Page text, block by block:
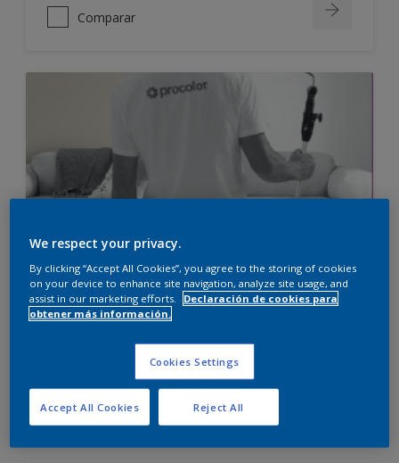
Comparar
Nueva Gama Soluciones
Para manchas, moho y humedad
Ver productos
We respect your privacy.
By clicking “Accept All Cookies”, you agree to the storing of cookies
on your device to enhance site navigation, analyze site usage, and
assist in our marketing efforts.
Declaración de cookies para
obtener más información.
Cookies Settings
Reject All
Accept All Cookies